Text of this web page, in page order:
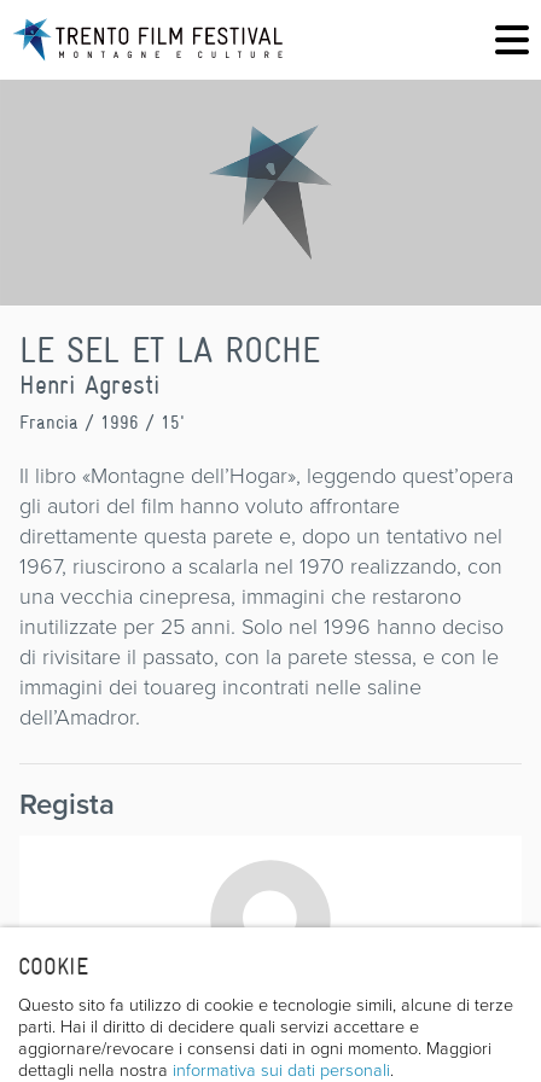
COOKIE
Questo sito fa utilizzo di cookie e tecnologie simili, alcune di terze
parti. Hai il diritto di decidere quali servizi accettare e
aggiornare/revocare i consensi dati in ogni momento. Maggiori
dettagli nella nostra informativa sui dati personali.
LE SEL ET LA ROCHE
Henri Agresti
Francia / 1996 / 15'
Il libro «Montagne dell’Hogar», leggendo quest’opera
gli autori del film hanno voluto affrontare
direttamente questa parete e, dopo un tentativo nel
1967, riuscirono a scalarla nel 1970 realizzando, con
una vecchia cinepresa, immagini che restarono
inutilizzate per 25 anni. Solo nel 1996 hanno deciso
di rivisitare il passato, con la parete stessa, e con le
immagini dei touareg incontrati nelle saline
dell’Amadror.
Regista
HENRI AGRESTI
Il regista. Henri Agresti. Guida di alta montagna e
docente presso la Scuola nazionale di sci e di